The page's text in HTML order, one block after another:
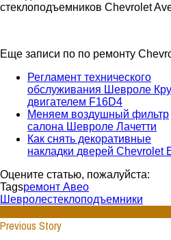
Еще записи по по ремонту
Регламент технического
обслуживания Шевроле
двигателем F16D4
Меняем воздушный фильтр
салона Шевроле Лачетти
Как снять декоративные
накладки дверей Chevrolet
Оцените статью, пожалуйста:
Tagsремонт Авео
Шевролестеклоподъемники
Previous Story